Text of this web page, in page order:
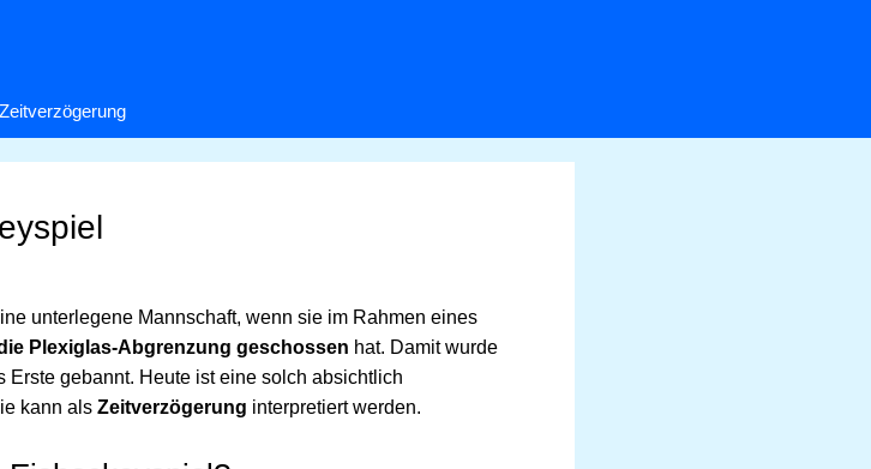
unterlegene Mannschaft, wenn sie im Rahmen eines
Plexiglas-Abgrenzung geschossen hat. Damit wurde
gebannt. Heute ist eine solch absichtlich
kann als Zeitverzögerung interpretiert werden.